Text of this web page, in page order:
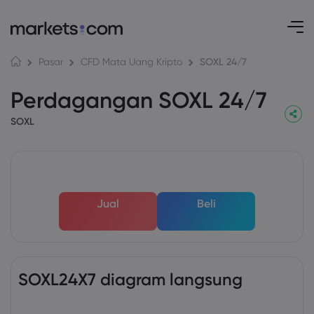
Pasar CFD Mata Uang Kripto SOXL 24/7
Perdagangan SOXL 24/7
SOXL
Jual Beli
SOXL24X7 diagram langsung